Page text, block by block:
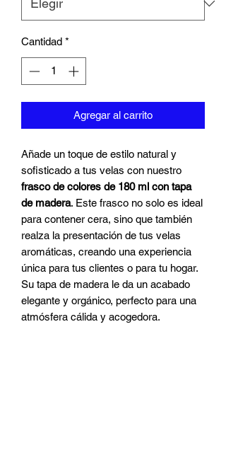
Cantidad *
Agregar al carrito
Añade un toque de estilo natural y
sofisticado a tus velas con nuestro
frasco de colores de 180 ml con tapa
de madera. Este frasco no solo es ideal
para contener cera, sino que también
realza la presentación de tus velas
aromáticas, creando una experiencia
única para tus clientes o para tu hogar.
Su tapa de madera le da un acabado
elegante y orgánico, perfecto para una
atmósfera cálida y acogedora.